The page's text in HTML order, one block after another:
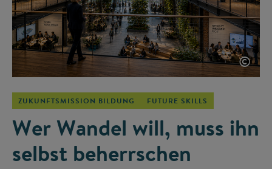
©
ZUKUNFTSMISSION BILDUNG FUTURE SKILLS
Wer Wandel will, muss ihn
selbst beherrschen